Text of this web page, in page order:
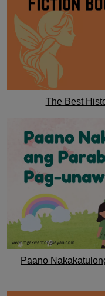
The Best
Paano